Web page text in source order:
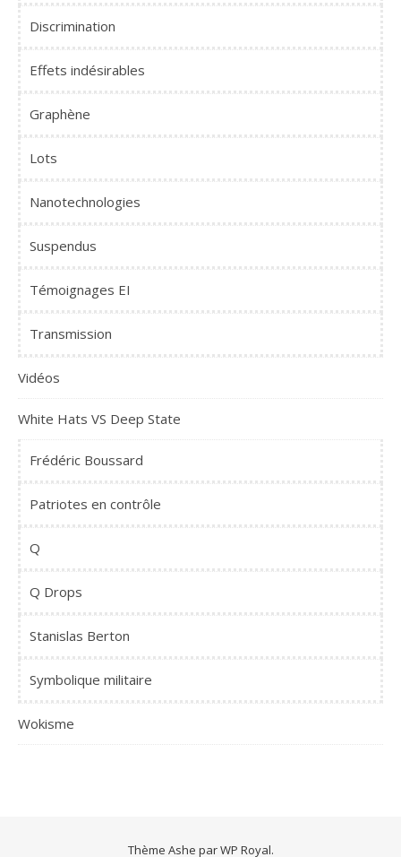
Discrimination
Effets indésirables
Graphène
Lots
Nanotechnologies
Suspendus
Témoignages EI
Transmission
Vidéos
White Hats VS Deep State
Frédéric Boussard
Patriotes en contrôle
Q
Q Drops
Stanislas Berton
Symbolique militaire
Wokisme
Thème Ashe parWP Royal.